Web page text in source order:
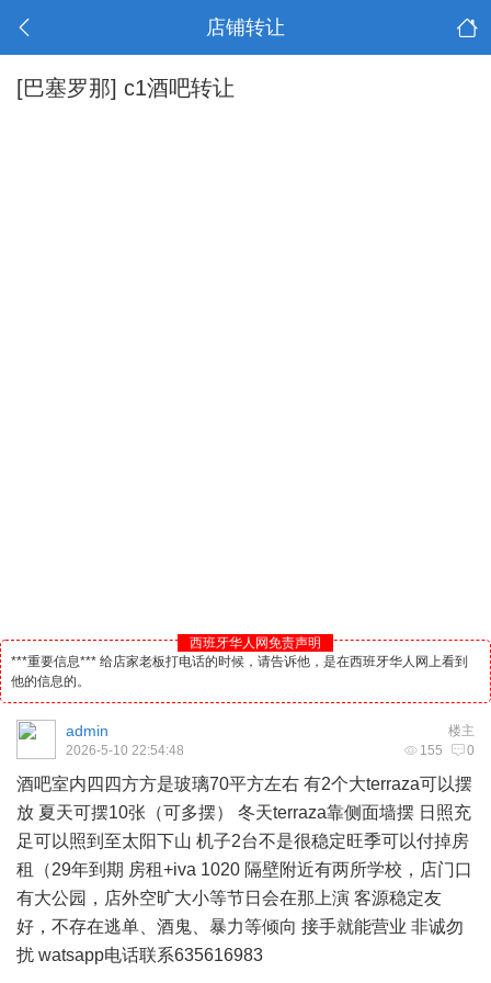
店铺转让
[巴塞罗那] c1酒吧转让
西班牙华人网免责声明
***重要信息*** 给店家老板打电话的时候，请告诉他，是在西班牙华人网上看到
他的信息的。
楼主
admin
155 0
2026-5-10 22:54:48
酒吧室内四四方方是玻璃70平方左右 有2个大terraza可以摆
放 夏天可摆10张（可多摆） 冬天terraza靠侧面墙摆 日照充
足可以照到至太阳下山 机子2台不是很稳定旺季可以付掉房
租（29年到期 房租+iva 1020 隔壁附近有两所学校，店门口
有大公园，店外空旷大小等节日会在那上演 客源稳定友
好，不存在逃单、酒鬼、暴力等倾向 接手就能营业 非诚勿
扰 watsapp电话联系635616983